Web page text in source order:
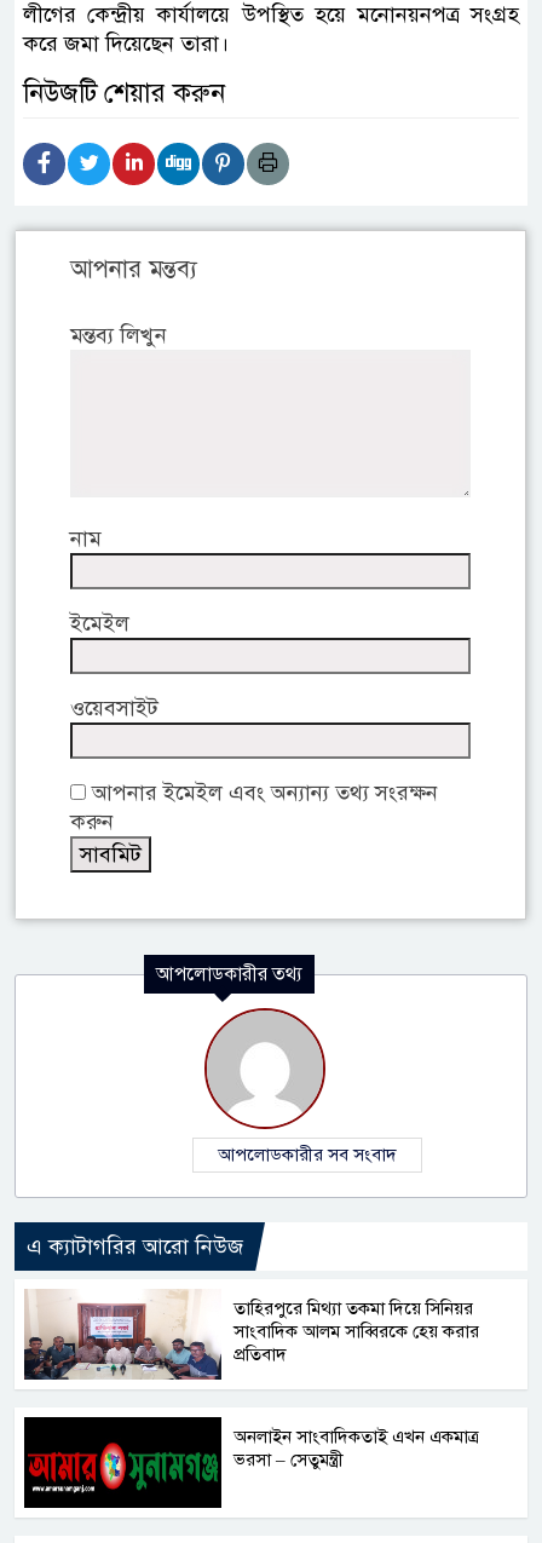
লীগের কেন্দ্রীয় কার্যালয়ে উপস্থিত হয়ে মনোনয়নপত্র সংগ্রহ
করে জমা দিয়েছেন তারা।
নিউজটি শেয়ার করুন
আপনার মন্তব্য
মন্তব্য লিখুন
নাম
ইমেইল
ওয়েবসাইট
আপনার ইমেইল এবং অন্যান্য তথ্য সংরক্ষন
করুন
আপলোডকারীর তথ্য
আপলোডকারীর সব সংবাদ
এ ক্যাটাগরির আরো নিউজ
তাহিরপুরে মিথ্যা তকমা দিয়ে সিনিয়র
সাংবাদিক আলম সাব্বিরকে হেয় করার
প্রতিবাদ
অনলাইন সাংবাদিকতাই এখন একমাত্র
ভরসা – সেতুমন্ত্রী